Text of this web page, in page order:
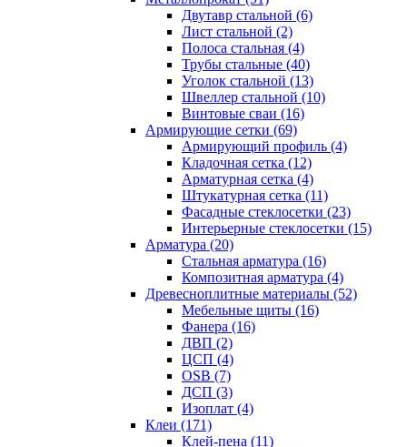
Двутавр стальной (6)
Лист стальной (2)
Полоса стальная (4)
Трубы стальные (40)
Уголок стальной (13)
Швеллер стальной (10)
Винтовые сваи (16)
Армирующие сетки (69)
Армирующий профиль (4)
Кладочная сетка (12)
Арматурная сетка (4)
Штукатурная сетка (11)
Фасадные стеклосетки (23)
Интерьерные стеклосетки (15)
Арматура (20)
Стальная арматура (16)
Композитная арматура (4)
Древесноплитные материалы (52)
Мебельные щиты (16)
Фанера (16)
ДВП (2)
ЦСП (4)
OSB (7)
ДСП (3)
Изоплат (4)
Клеи (171)
Клей-пена (11)